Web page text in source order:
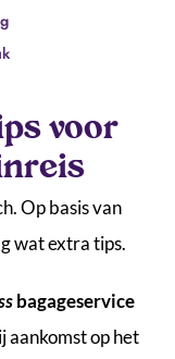
voor
Op basis van
wat extra tips.
bagageservice
aankomst op het